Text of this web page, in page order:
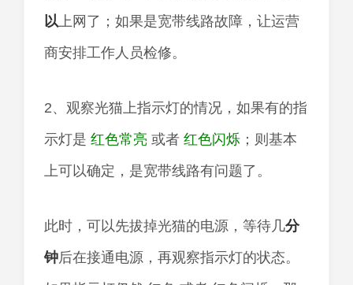
以上网了；如果是宽带线路故障，让运营
商安排工作人员检修。
2、观察光猫上指示灯的情况，如果有的指
示灯是 红色常亮 或者 红色闪烁 ；则基本
上可以确定，是宽带线路有问题了。
此时，可以先拔掉光猫的电源，等待几分
钟后在接通电源，再观察指示灯的状态。